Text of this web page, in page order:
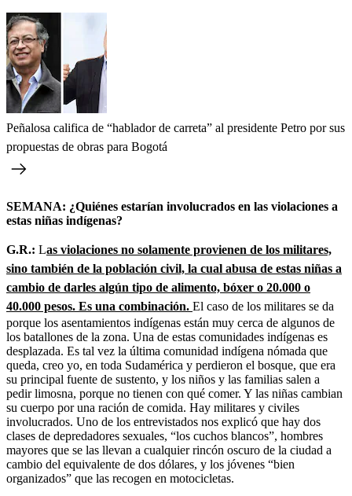
Peñalosa califica de “hablador de carreta” al presidente Petro por sus
propuestas de obras para Bogotá
SEMANA: ¿Quiénes estarían involucrados en las violaciones a
estas niñas indígenas?
G.R.: Las violaciones no solamente provienen de los militares,
sino también de la población civil, la cual abusa de estas niñas a
cambio de darles algún tipo de alimento, bóxer o 20.000 o
40.000 pesos. Es una combinación. El caso de los militares se da
porque los asentamientos indígenas están muy cerca de algunos de
los batallones de la zona. Una de estas comunidades indígenas es
desplazada. Es tal vez la última comunidad indígena nómada que
queda, creo yo, en toda Sudamérica y perdieron el bosque, que era
su principal fuente de sustento, y los niños y las familias salen a
pedir limosna, porque no tienen con qué comer. Y las niñas cambian
su cuerpo por una ración de comida. Hay militares y civiles
involucrados. Uno de los entrevistados nos explicó que hay dos
clases de depredadores sexuales, “los cuchos blancos”, hombres
mayores que se las llevan a cualquier rincón oscuro de la ciudad a
cambio del equivalente de dos dólares, y los jóvenes “bien
organizados” que las recogen en motocicletas.